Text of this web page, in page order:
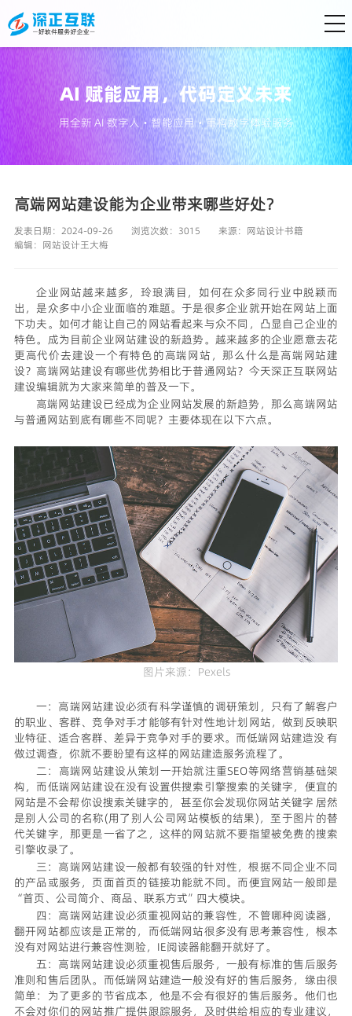
AI 赋能应用，代码定义未来
用全新 AI 数字人・智能应用・重构数字体验服务
高端网站建设能为企业带来哪些好处？
发表日期：2024-09-26 浏览次数：3015 来源： 网站设计书籍
编辑： 网站设计王大梅
企业网站越来越多，玲琅满目，如何在众多同行业中脱颖而
出，是众多中小企业面临的难题。于是很多企业就开始在网站上面
下功夫。如何才能让自己的网站看起来与众不同，凸显自己企业的
特色。成为目前企业网站建设的新趋势。越来越多的企业愿意去花
更高代价去建设一个有特色的高端网站，那么什么是高端网站建
设？高端网站建设有哪些优势相比于普通网站？今天深正互联网站
建设编辑就为大家来简单的普及一下。
高端网站建设已经成为企业网站发展的新趋势，那么高端网站
与普通网站到底有哪些不同呢？主要体现在以下六点。
图片来源：Pexels
一：高端网站建设必须有科学谨慎的调研策划，只有了解客户
的职业、客群、竞争对手才能够有针对性地计划网站，做到反映职
业特征、适合客群、差异于竞争对手的要求。而低端网站建造没 有
做过调查，你就不要盼望有这样的网站建造服务流程了。
二：高端网站建设从策划一开始就注重SEO等网络营销基础架
构，而低端网站建设在没有设置供搜索引擎搜索的关键字，便宜的
网站是不会帮你设搜索关键字的，甚至你会发现你网站关键字 居然
是别人公司的名称(用了别人公司网站模板的结果)，至于图片的替
代关键字，那更是一省了之，这样的网站就不要指望被免费的搜索
引擎收录了。
三：高端网站建设一般都有较强的针对性，根据不同企业不同
的产品或服务，页面首页的链接功能就不同。而便宜网站一般即是
“首页、公司简介、商品、联系方式”四大模块。
四：高端网站建设必须重视网站的兼容性，不管哪种阅读器，
翻开网站都应该是正常的，而低端网站很多没有思考兼容性，根本
没有对网站进行兼容性测验，IE阅读器能翻开就好了。
五：高端网站建设必须重视售后服务，一般有标准的售后服务
准则和售后团队。而低端网站建造一般没有好的售后服务，缘由很
简单：为了更多的节省成本，他是不会有很好的售后服务。他们也
不会对你们的网站推广提供跟踪服务，及时供给相应的专业建议，